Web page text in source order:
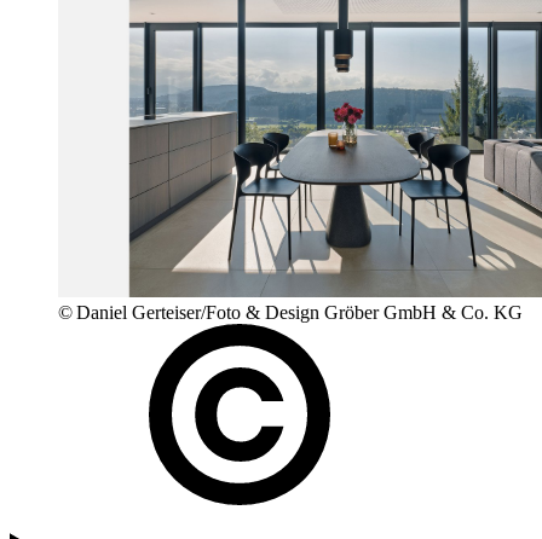
© Daniel Gerteiser/Foto & Design Gröber GmbH & Co. KG